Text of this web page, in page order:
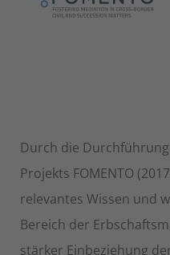
Durch die
Projekts FOMENTO
relevantes Wissen und
Bereich der
stärker Einbeziehung